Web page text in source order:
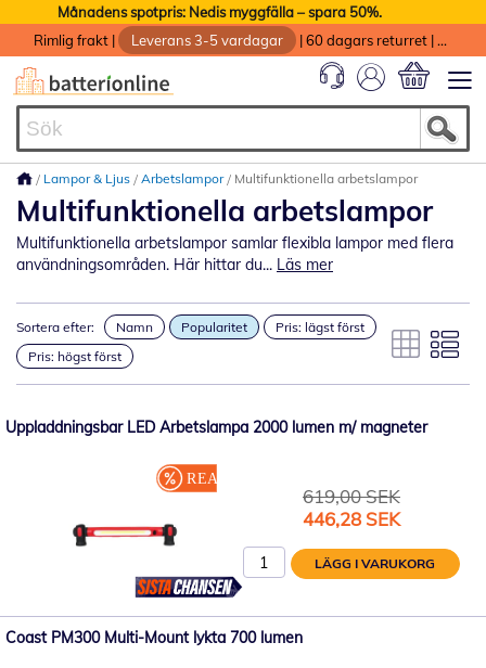
Månadens spotpris: Nedis myggfälla – spara 50%.
Rimlig frakt | Leverans 3-5 vardagar |60 dagars returret |
Lampor & Ljus Arbetslampor Multifunktionella arbetslampor
Multifunktionella arbetslampor
Multifunktionella arbetslampor samlar flexibla lampor med flera
användningsområden. Här hittar du... Läs mer
Sortera efter: Namn Popularitet
Pris: lägst först
Pris: högst först
Uppladdningsbar LED Arbetslampa 2000 lumen m/ magneter
619,00 SEK
Specialpris
446,28 SEK
LÄGG I VARUKORG
Coast PM300 Multi-Mount lykta 700 lumen